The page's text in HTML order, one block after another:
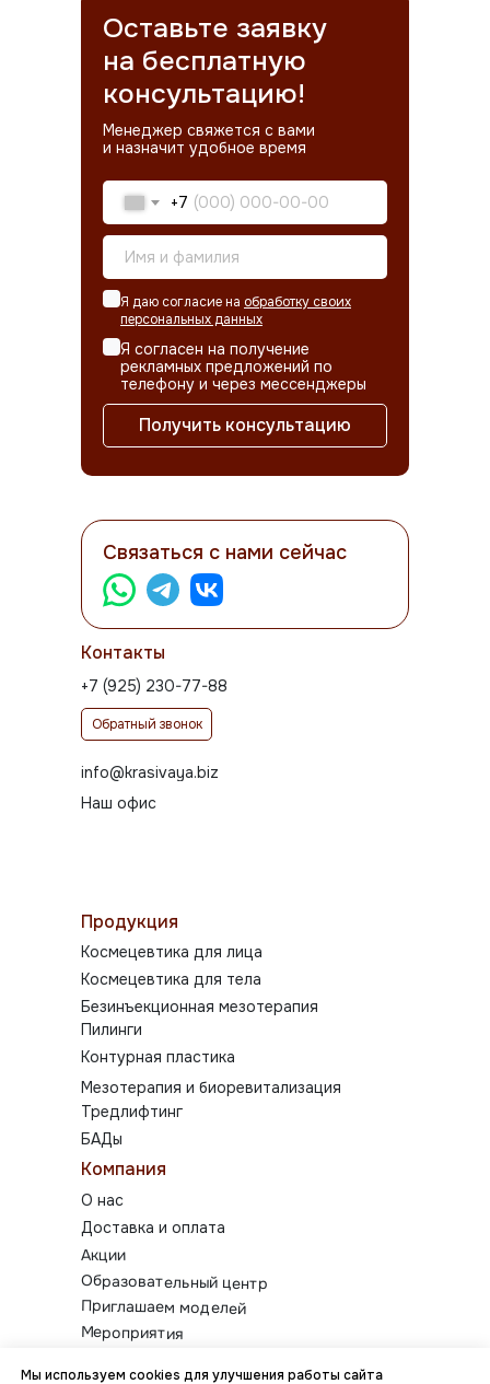
Мы используем cookies для улучшения работы сайта
Оставьте заявку
на бесплатную
консультацию!
Менеджер свяжется с вами
и назначит удобное время
+7
Я даю согласие на обработку своих
персональных данных
Я согласен на получение
рекламных предложений по
телефону и через мессенджеры
Получить консультацию
Продукция
Связаться с нами сейчас
Компания
О нас
Доставка и оплата
Акции
Образовательный центр
Наш офис
Контакты
Обратный звонок
info@krasivaya.biz
+7 (925) 230-77-88
Космецевтика для лица
Космецевтика для тела
Безинъекционная мезотерапия
Пилинги
Контурная пластика
Мезотерапия и биоревитализация
Тредлифтинг
БАДы
Мероприятия
Приглашаем моделей